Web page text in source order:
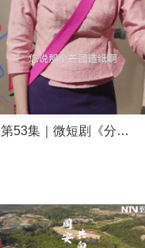
第54集｜微短剧《分…